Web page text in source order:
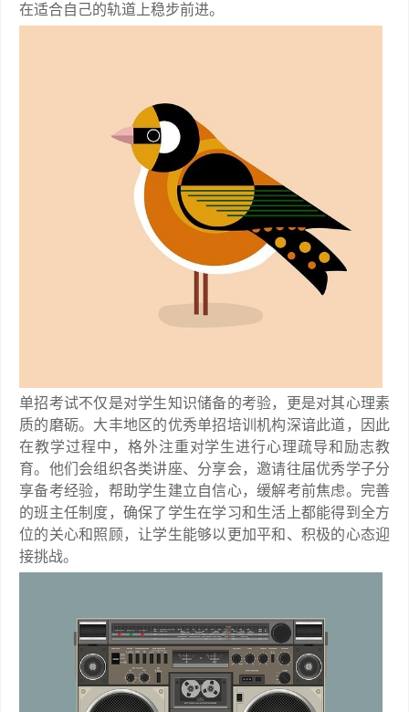
在适合自己的轨道上稳步前进。
单招考试不仅是对学生知识储备的考验，更是对其心理素
质的磨砺。大丰地区的优秀单招培训机构深谙此道，因此
在教学过程中，格外注重对学生进行心理疏导和励志教
育。他们会组织各类讲座、分享会，邀请往届优秀学子分
享备考经验，帮助学生建立自信心，缓解考前焦虑。完善
的班主任制度，确保了学生在学习和生活上都能得到全方
位的关心和照顾，让学生能够以更加平和、积极的心态迎
接挑战。